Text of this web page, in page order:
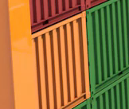
CHO DOANH